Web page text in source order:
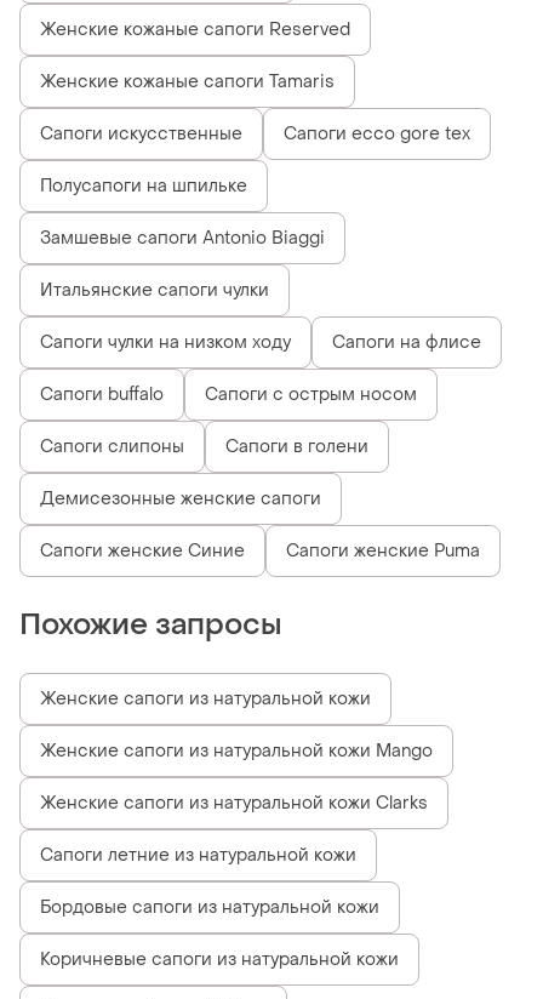
Женские кожаные сапоги Reserved
Женские кожаные сапоги Tamaris
Сапоги искусственные Сапоги ecco gore tex
Полусапоги на шпильке
Замшевые сапоги Antonio Biaggi
Итальянские сапоги чулки
Сапоги чулки на низком ходу Сапоги на флисе
Сапоги buffalo Сапоги с острым носом
Сапоги слипоны Сапоги в голени
Демисезонные женские сапоги
Сапоги женские Синие Сапоги женские Puma
Похожие запросы
Женские сапоги из натуральной кожи
Женские сапоги из натуральной кожи Mango
Женские сапоги из натуральной кожи Clarks
Сапоги летние из натуральной кожи
Бордовые сапоги из натуральной кожи
Коричневые сапоги из натуральной кожи